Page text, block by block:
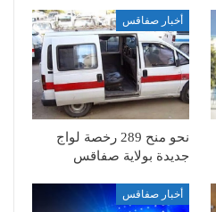
أخبار صفاقس
نحو منح 289 رخصة لواج
جديدة بولاية صفاقس
أخبار صفاقس